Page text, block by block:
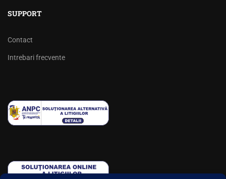
SUPPORT
Contact
Intrebari frecvente